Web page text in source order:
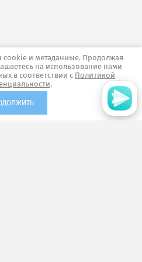
cookie и метаданные. Продолжая
на использование нами
в соответствии с Политикой
.